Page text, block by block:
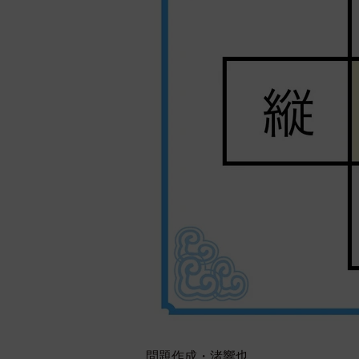
問題作成・渚響也